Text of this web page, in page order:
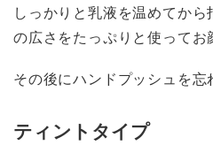
しっかりと乳液を温めてか
の広さをたっぷりと使ってお
その後にハンドプッシュを忘
ティントタイプ